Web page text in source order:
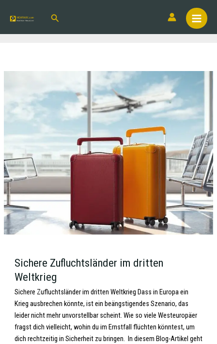
Sichere Zufluchtsländer im dritten
Weltkrieg
Sichere Zufluchtsländer im dritten Weltkrieg Dass in Europa ein
Krieg ausbrechen könnte, ist ein beängstigendes Szenario, das
leider nicht mehr unvorstellbar scheint. Wie so viele Westeuropäer
fragst dich vielleicht, wohin du im Ernstfall flüchten könntest, um
dich rechtzeitig in Sicherheit zu bringen. In diesem Blog-Artikel geht